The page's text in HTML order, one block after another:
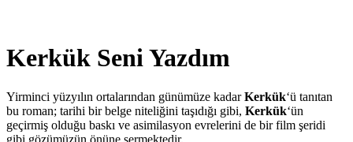
Kerkük Seni Yazdım
Yirminci yüzyılın ortalarından günümüze kadarKerkük‘ü tanıtan
bu roman; tarihi bir belge niteliğini taşıdığı gibi, Kerkük‘ün
geçirmiş olduğu baskı ve asimilasyon evrelerini de bir film şeridi
gibi gözümüzün önüne sermektedir.